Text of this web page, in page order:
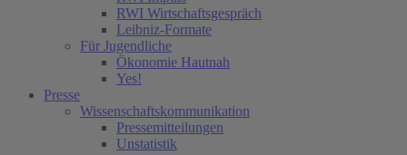
RWI Wirtschaftsgespräch
Leibniz-Formate
Für Jugendliche
Ökonomie Hautnah
Yes!
Presse
Wissenschaftskommunikation
Pressemitteilungen
Unstatistik